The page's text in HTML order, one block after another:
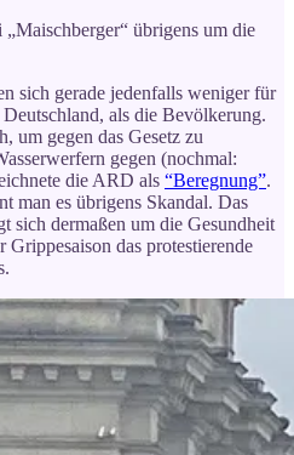
übrigens um die
sich gerade jedenfalls weniger für
als die Bevölkerung.
um gegen das Gesetz zu
gegen (nochmal:
die ARD als “Beregnung”.
man es übrigens Skandal. Das
sich dermaßen um die Gesundheit
Grippesaison das protestierende